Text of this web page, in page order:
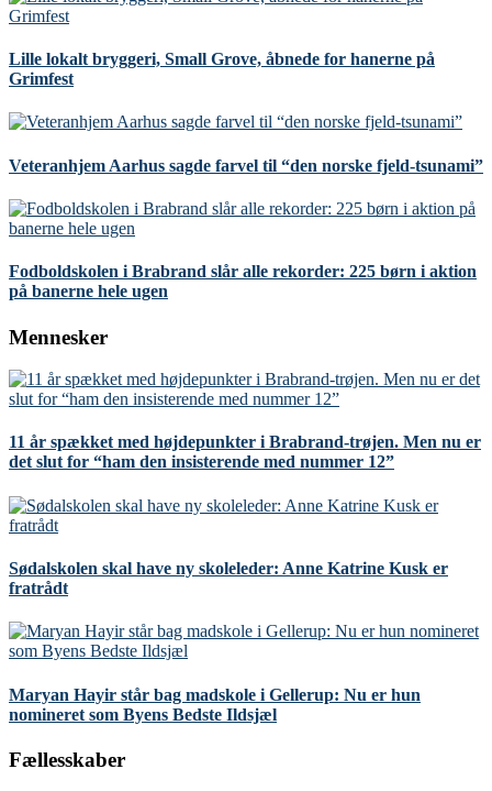
Lille lokalt bryggeri, Small Grove, åbnede for hanerne på
Grimfest
Veteranhjem Aarhus sagde farvel til “den norske fjeld-tsunami”
Fodboldskolen i Brabrand slår alle rekorder: 225 børn i aktion
på banerne hele ugen
Mennesker
11 år spækket med højdepunkter i Brabrand-trøjen. Men nu er
det slut for “ham den insisterende med nummer 12”
Sødalskolen skal have ny skoleleder: Anne Katrine Kusk er
fratrådt
Maryan Hayir står bag madskole i Gellerup: Nu er hun
nomineret som Byens Bedste Ildsjæl
Fællesskaber